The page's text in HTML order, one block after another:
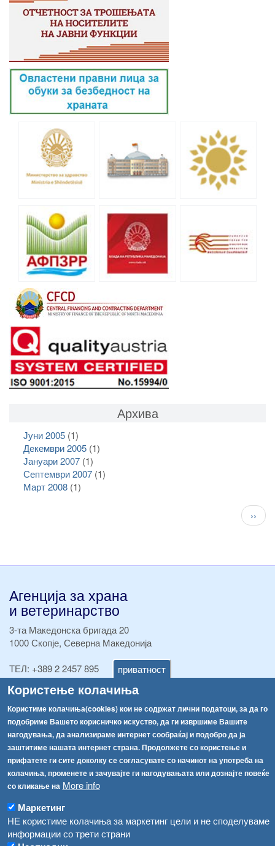
приватност
Користење колачиња
Користиме колачиња(cookies) кои не содржат лични податоци, за да го
подобриме Вашето корисничко искуство, да ги извршиме Вашите
нагодувања, да анализираме интернет сообраќај и подобро да ја
заштитиме нашата интернет страна. Продолжете со користење и
прифатете ги сите доколку се согласувате со начинот на употреба на
колачиња, променете и зачувајте ги нагодувањата или дознајте повеќе
со кликање на More info
Маркетинг
НЕ користиме колачиња за маркетинг цели и не споделуваме
информации со трети страни
Архива
Јуни 2005(1)
Декември 2005(1)
Јануари 2007(1)
Септември 2007(1)
Март 2008(1)
››
Агенција за храна
и ветеринарство
3-та Македонска бригада 20
1000 Скопје, Северна Македонија
ТЕЛ: +389 2 2457 895
ТЕЛ:+389 2 2457 873
Факс:+389 2 2457 893
Факс:+389 2 2457 871
info@fva.gov.mk
[АХВ-претходна страна]
Соопштенија
Република Бугарија ги засили официјалните контроли при увоз на свежо овошје и зеленчук
Високите температури ризик од труење со храна, опасни се и за животните
Водата во Гостивар може да се користи како техничка, продолжува испораката на флаширана вода
Навигација
Архива
Обрасци
Забрани